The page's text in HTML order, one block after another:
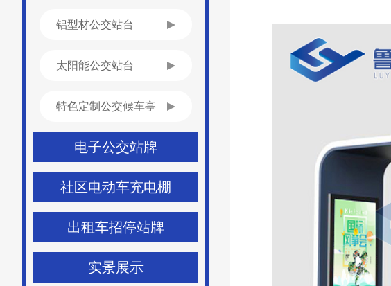
铝型材公交站台
太阳能公交站台
特色定制公交候车亭
电子公交站牌
社区电动车充电棚
出租车招停站牌
实景展示